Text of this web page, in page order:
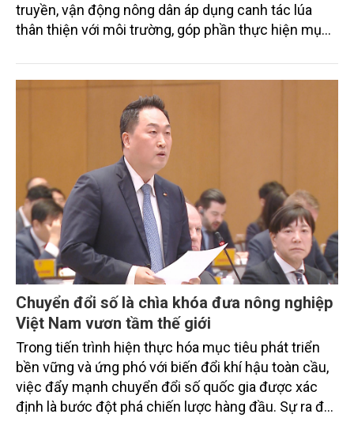
truyền, vận động nông dân áp dụng canh tác lúa
thân thiện với môi trường, góp phần thực hiện mục
trình thu hút sự tham gia của đông đảo đại biểu đến
từ các cơ quan quản lý nhà nước, đơn vị nghiên cứu,
doanh nghiệp, hợp tác xã và nông dân đang trực
tiếp triển khai mô hình sản xuất lúa phát thải thấp.
Chuyển đổi số là chìa khóa đưa nông nghiệp
Việt Nam vươn tầm thế giới
Trong tiến trình hiện thực hóa mục tiêu phát triển
bền vững và ứng phó với biến đổi khí hậu toàn cầu,
việc đẩy mạnh chuyển đổi số quốc gia được xác
định là bước đột phá chiến lược hàng đầu. Sự ra đời